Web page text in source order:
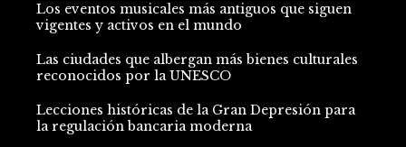
Los eventos musicales más antiguos que siguen
vigentes y activos en el mundo
Las ciudades que albergan más bienes culturales
reconocidos por la UNESCO
Lecciones históricas de la Gran Depresión para
la regulación bancaria moderna